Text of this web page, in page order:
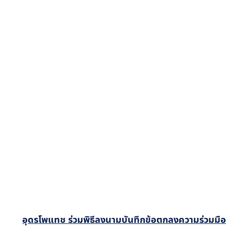
อุดรโพแทช ร่วมพิธีลงนามบันทึกข้อตกลงความร่วมมือ